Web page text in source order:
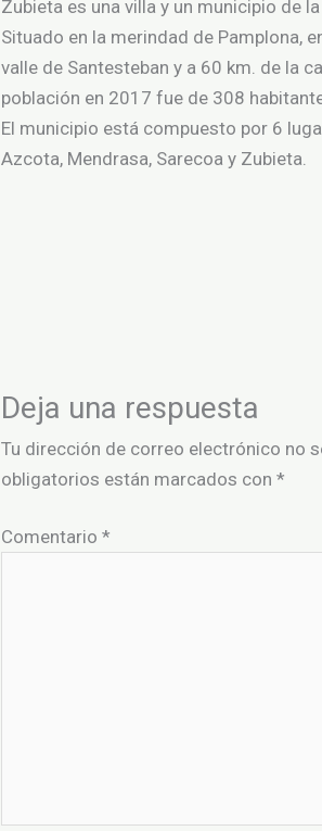
Zubieta es una villa y un municipio de
Situado en la merindad de Pamplona,
valle de Santesteban y a 60 km. de la
población en 2017 fue de 308
El municipio está compuesto por 6
Azcota, Mendrasa, Sarecoa y Zubieta.
Deja una respuesta
Tu dirección de correo electrónico no
obligatorios están marcados con*
Comentario*